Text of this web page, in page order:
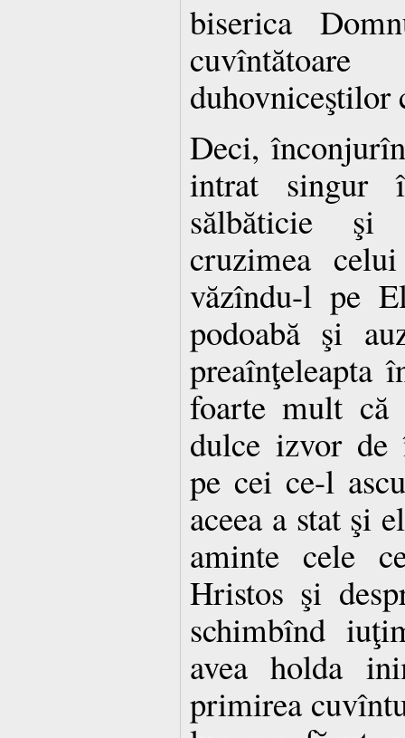
biserica
duhovniceştilor
Deci,
intrat singur
sălbăticie
cruzimea
văzîndu-l pe
podoabă şi
preaînţeleapta
foarte mult că
dulce izvor de
pe cei ce-l
aceea a stat şi
aminte cele
Hristos şi
schimbînd
avea holda
primirea